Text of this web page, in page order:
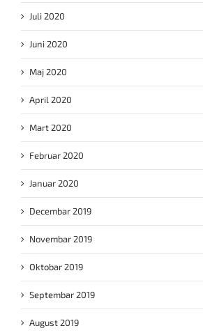
Juli 2020
Juni 2020
Maj 2020
April 2020
Mart 2020
Februar 2020
Januar 2020
Decembar 2019
Novembar 2019
Oktobar 2019
Septembar 2019
August 2019